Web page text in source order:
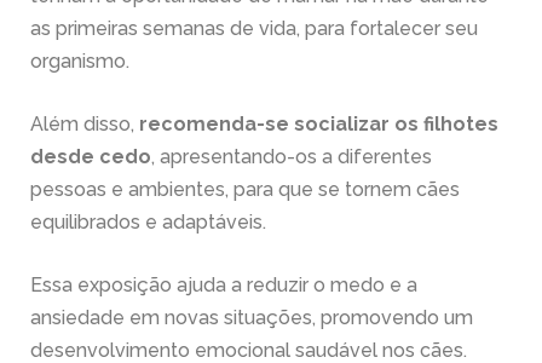
as primeiras semanas de vida, para fortalecer seu
organismo.
Além disso, recomenda-se socializar os filhotes
desde cedo, apresentando-os a diferentes
pessoas e ambientes, para que se tornem cães
equilibrados e adaptáveis.
Essa exposição ajuda a reduzir o medo e a
ansiedade em novas situações, promovendo um
desenvolvimento emocional saudável nos cães.